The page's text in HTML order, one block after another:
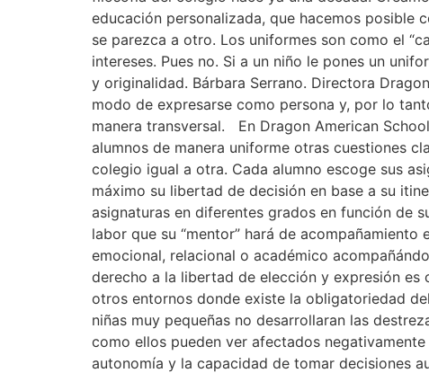
educación personalizada, que hacemos posible
se parezca a otro. Los uniformes son como el
intereses. Pues no. Si a un niño le pones un
y originalidad. Bárbara Serrano. Directora
modo de expresarse como persona y, por lo
manera transversal. En Dragon American
alumnos de manera uniforme otras cuestiones
colegio igual a otra. Cada alumno escoge sus
máximo su libertad de decisión en base a su
asignaturas en diferentes grados en función de
labor que su “mentor” hará de
emocional, relacional o académico
derecho a la libertad de elección y expresión es
otros entornos donde existe la obligatoriedad
niñas muy pequeñas no desarrollaran las
como ellos pueden ver afectados
autonomía y la capacidad de tomar decisiones